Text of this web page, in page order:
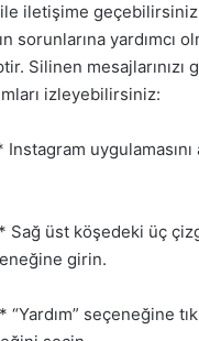
iletişime
sorunlarına yardımcı
Silinen mesajlarınızı
izleyebilirsiniz:
Instagram
Sağ üst köşedeki üç
girin.
“Yardım” seçeneğine